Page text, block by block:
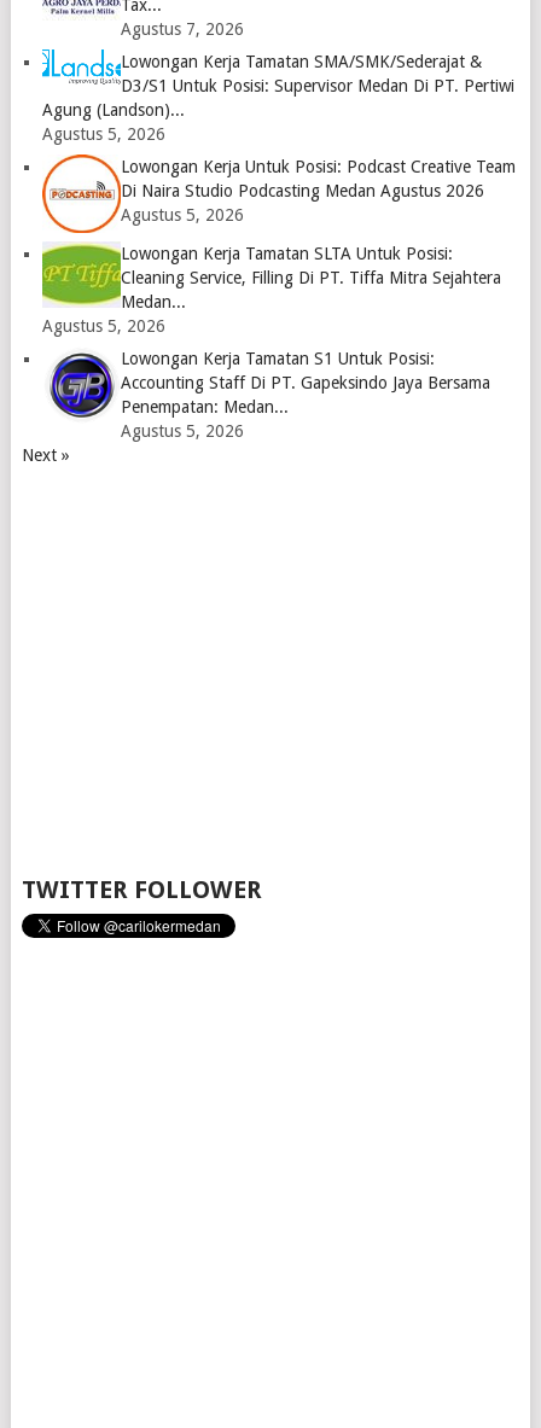
Tax...
Agustus 7, 2026
Lowongan Kerja Tamatan SMA/SMK/Sederajat &
D3/S1 Untuk Posisi: Supervisor Medan Di PT. Pertiwi
Agung (Landson)...
Agustus 5, 2026
Lowongan Kerja Untuk Posisi: Podcast Creative Team
Di Naira Studio Podcasting Medan Agustus 2026
Agustus 5, 2026
Lowongan Kerja Tamatan SLTA Untuk Posisi:
Cleaning Service, Filling Di PT. Tiffa Mitra Sejahtera
Medan...
Agustus 5, 2026
Lowongan Kerja Tamatan S1 Untuk Posisi:
Accounting Staff Di PT. Gapeksindo Jaya Bersama
Penempatan: Medan...
Agustus 5, 2026
Next »
TWITTER FOLLOWER